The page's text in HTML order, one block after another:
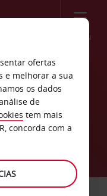
Menu
de
COMERCIAIS
ofertas
e melhorar a sua
os dados
de
tem mais
concorda com a